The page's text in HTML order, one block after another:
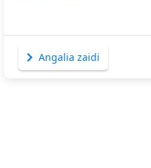
Angalia zaidi